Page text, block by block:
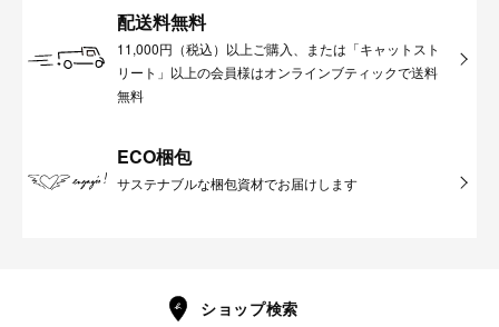
配送料無料
11,000円（税込）以上ご購入、または「キャットスト
リート」以上の会員様はオンラインブティックで送料
無料
ECO梱包
サステナブルな梱包資材でお届けします
ショップ検索